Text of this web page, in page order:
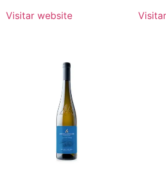
Visitar website